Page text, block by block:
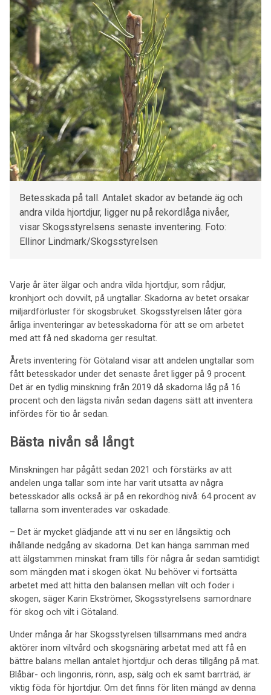
Betesskada på tall. Antalet skador av betande äg och
andra vilda hjortdjur, ligger nu på rekordlåga nivåer,
visar Skogsstyrelsens senaste inventering. Foto:
Ellinor Lindmark/Skogsstyrelsen
Varje år äter älgar och andra vilda hjortdjur, som rådjur,
kronhjort och dovvilt, på ungtallar. Skadorna av betet orsakar
miljardförluster för skogsbruket. Skogsstyrelsen låter göra
årliga inventeringar av betesskadorna för att se om arbetet
med att få ned skadorna ger resultat.
Årets inventering för Götaland visar att andelen ungtallar som
fått betesskador under det senaste året ligger på 9 procent.
Det är en tydlig minskning från 2019 då skadorna låg på 16
procent och den lägsta nivån sedan dagens sätt att inventera
infördes för tio år sedan.
Bästa nivån så långt
Minskningen har pågått sedan 2021 och förstärks av att
andelen unga tallar som inte har varit utsatta av några
betesskador alls också är på en rekordhög nivå: 64 procent av
tallarna som inventerades var oskadade.
– Det är mycket glädjande att vi nu ser en långsiktig och
ihållande nedgång av skadorna. Det kan hänga samman med
att älgstammen minskat fram tills för några år sedan samtidigt
som mängden mat i skogen ökat. Nu behöver vi fortsätta
arbetet med att hitta den balansen mellan vilt och foder i
skogen, säger Karin Ekströmer, Skogsstyrelsens samordnare
för skog och vilt i Götaland.
Under många år har Skogsstyrelsen tillsammans med andra
aktörer inom viltvård och skogsnäring arbetat med att få en
bättre balans mellan antalet hjortdjur och deras tillgång på mat.
Blåbär- och lingonris, rönn, asp, sälg och ek samt barrträd, är
viktig föda för hjortdjur. Om det finns för liten mängd av denna